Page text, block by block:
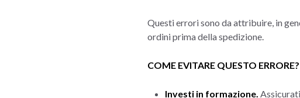
Questi errori sono da attribuire, in
ordini prima della spedizione.
COME EVITARE QUESTO ERRORE?
Investi in formazione.